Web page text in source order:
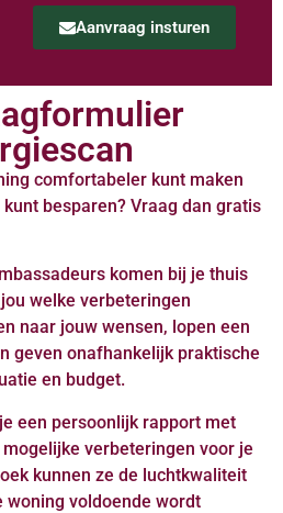
Aanvraag insturen
comfortabeler kunt maken
besparen? Vraag dan gratis
komen bij je thuis
welke verbeteringen
naar jouw wensen, lopen een
geven onafhankelijk praktische
en budget.
een persoonlijk rapport met
verbeteringen voor je
kunnen ze de luchtkwaliteit
woning voldoende wordt